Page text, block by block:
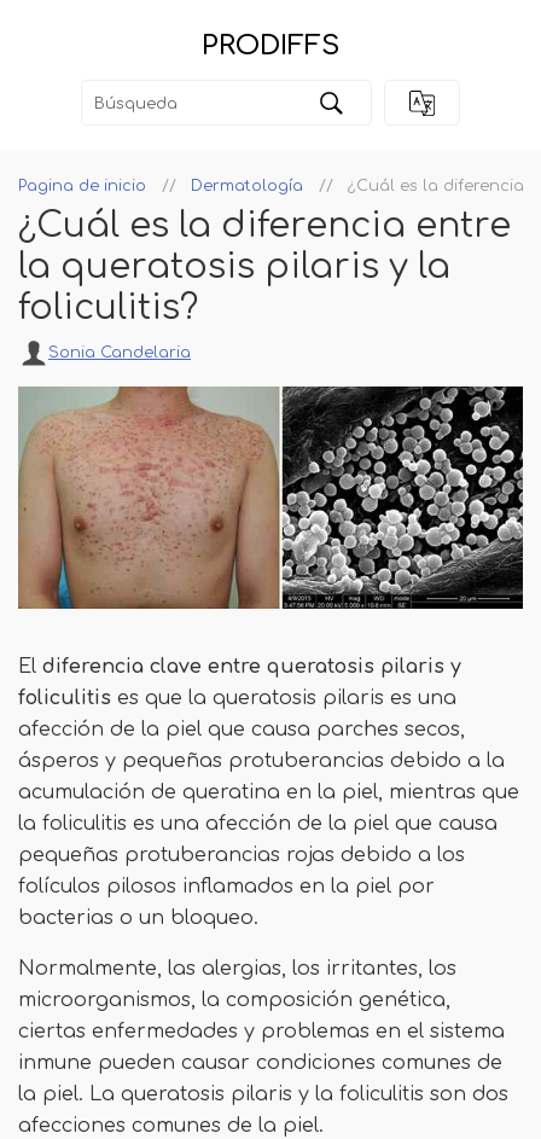
PRODIFFS
Pagina de inicio Dermatología ¿Cuál es la diferencia
¿Cuál es la diferencia entre
la queratosis pilaris y la
foliculitis?
Sonia Candelaria
El diferencia clave entre queratosis pilaris y
foliculitis es que la queratosis pilaris es una
afección de la piel que causa parches secos,
ásperos y pequeñas protuberancias debido a la
acumulación de queratina en la piel, mientras que
la foliculitis es una afección de la piel que causa
pequeñas protuberancias rojas debido a los
folículos pilosos inflamados en la piel por
bacterias o un bloqueo.
Normalmente, las alergias, los irritantes, los
microorganismos, la composición genética,
ciertas enfermedades y problemas en el sistema
inmune pueden causar condiciones comunes de
la piel. La queratosis pilaris y la foliculitis son dos
afecciones comunes de la piel.